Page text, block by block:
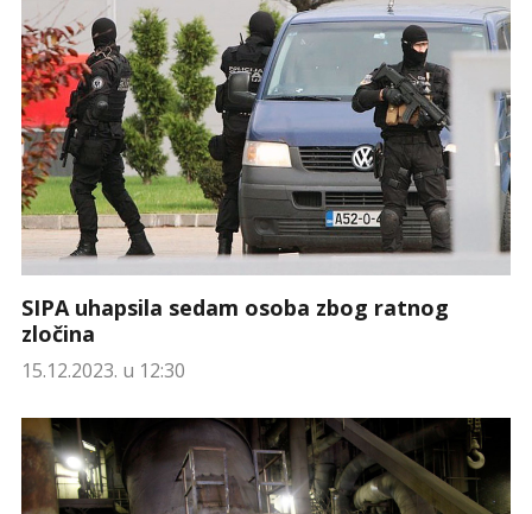
SIPA uhapsila sedam osoba zbog ratnog
zločina
15.12.2023. u 12:30